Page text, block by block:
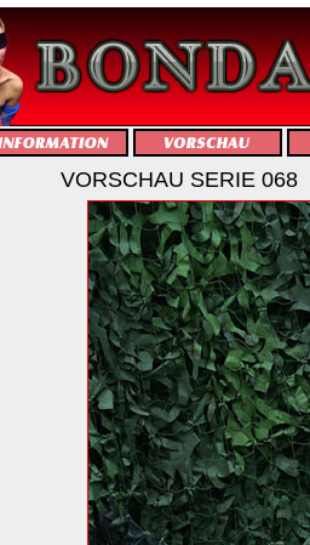
VORSCHAU SERIE 068